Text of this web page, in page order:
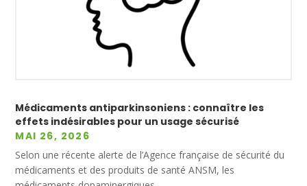
Médicaments antiparkinsoniens : connaître les
effets indésirables pour un usage sécurisé
MAI 26, 2026
Selon une récente alerte de l’Agence française de sécurité du
médicaments et des produits de santé ANSM, les